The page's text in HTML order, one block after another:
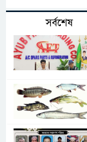
সর্বশেষ